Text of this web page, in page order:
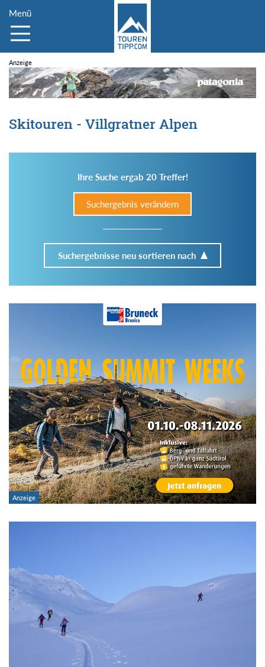
Menü
Skitouren - Villgratner Alpen
Ihre Suche ergab 20 Treffer!
Suchergebnis verändern
Suchergebnisse neu sortieren nach
Im Tourenarchiv suchen
Region:
Gebirge:
Art der Tour:
Kondition (Tourdauer):
von
Suchbegriff: